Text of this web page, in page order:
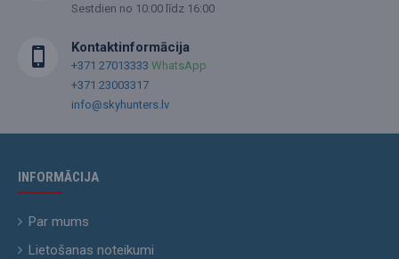
Sestdien no 10:00 līdz 16:00
Kontaktinformācija
+371 27013333 WhatsApp
+371 23003317
info@skyhunters.lv
INFORMĀCIJA
Par mums
Lietošanas noteikumi